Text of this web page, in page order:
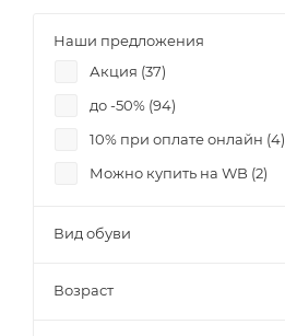
Наши предложения
Акция (37)
до -50% (94)
10% при оплате онлайн (4)
Можно купить на WB (2)
Вид обуви
Возраст